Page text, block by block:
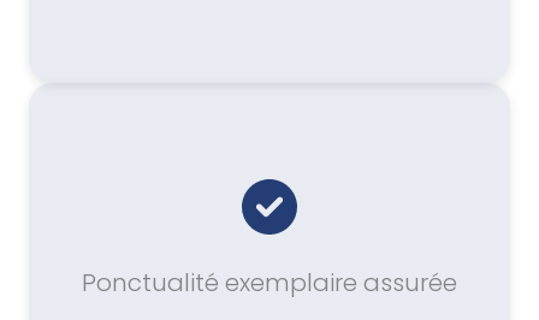
Ponctualité exemplaire assurée